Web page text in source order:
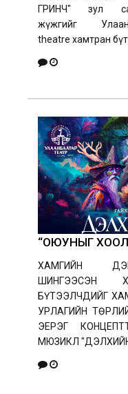
ГРИНЧ" зул
жүжгийг
theatre хамтран
“ОЮУНЫГ
ХАМГИЙН
ШИНГЭЭСЭН
БҮТЭЭЛЧДИЙГ
УРЛАГИЙН
ЭЕРЭГ
МЮЗИКЛ